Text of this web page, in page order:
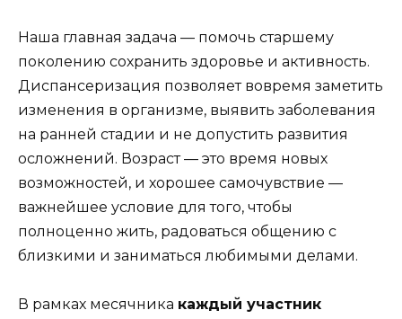
Наша главная задача — помочь старшему
поколению сохранить здоровье и активность.
Диспансеризация позволяет вовремя заметить
изменения в организме, выявить заболевания
на ранней стадии и не допустить развития
осложнений. Возраст — это время новых
возможностей, и хорошее самочувствие —
важнейшее условие для того, чтобы
полноценно жить, радоваться общению с
близкими и заниматься любимыми делами.
В рамках месячника каждый участник